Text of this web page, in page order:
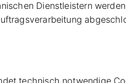
Dienstleistern
technisch notwendige